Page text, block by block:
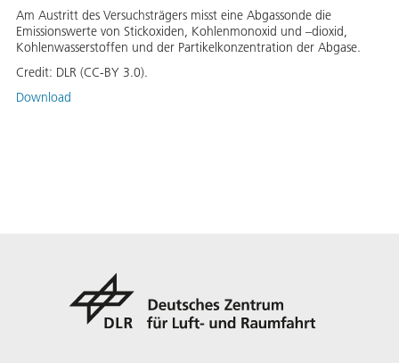
Am Austritt des Versuchsträgers misst eine Abgassonde die
Emissionswerte von Stickoxiden, Kohlenmonoxid und –dioxid,
Kohlenwasserstoffen und der Partikelkonzentration der Abgase.
Credit: DLR (CC-BY 3.0).
Download